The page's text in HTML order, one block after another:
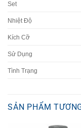
Set
Nhiệt Độ
Kích Cỡ
Sử Dụng
Tình Trạng
SẢN PHẨM